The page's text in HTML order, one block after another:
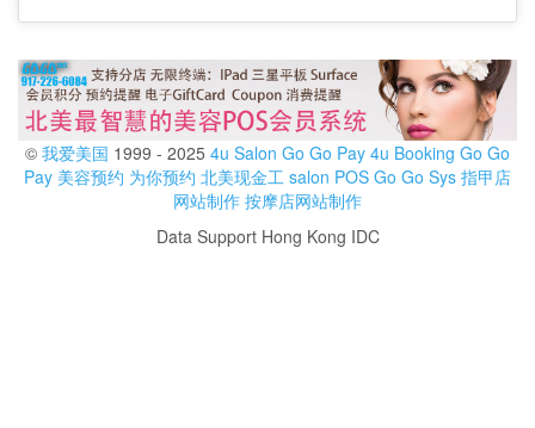
© 我爱美国 1999 - 2025 4u Salon Go Go Pay 4u Booking Go Go
Pay 美容预约 为你预约 北美现金工 salon POS Go Go Sys 指甲店
网站制作 按摩店网站制作
Data Support Hong Kong IDC